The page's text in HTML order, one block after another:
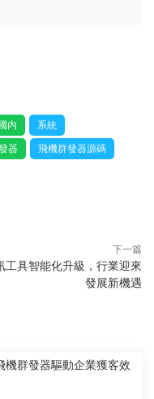
内
系統
器
飛機群發器源碼
下一篇
工具智能化升級，行業迎來
發展新機遇
機群發器驅動企業獲客效